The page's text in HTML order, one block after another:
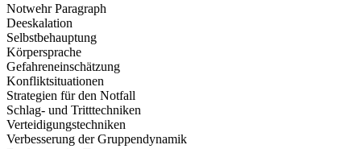
Notwehr Paragraph
Deeskalation
Selbstbehauptung
Körpersprache
Gefahreneinschätzung
Konfliktsituationen
Strategien für den Notfall
Schlag- und Tritttechniken
Verteidigungstechniken
Verbesserung der Gruppendynamik